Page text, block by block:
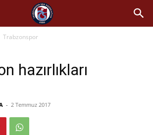
Trabzonspor
hazırlıkları
- 2 Temmuz 2017